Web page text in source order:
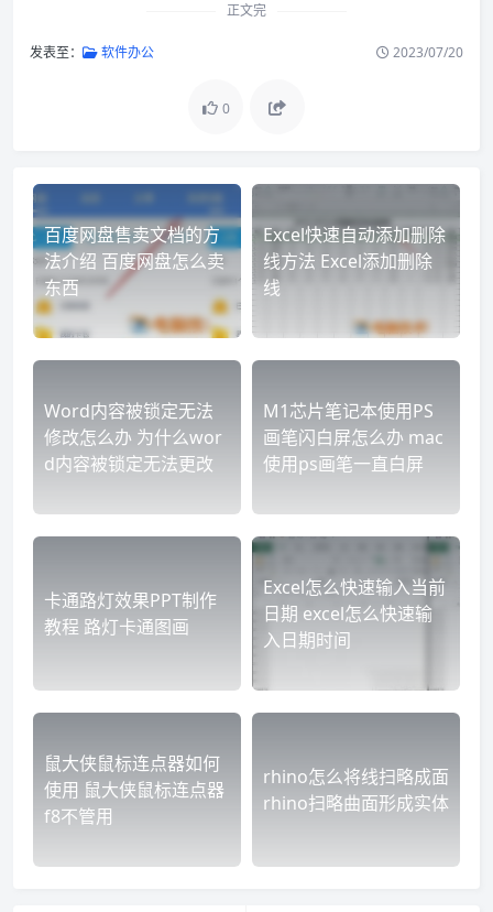
正文完
发表至： 软件办公 2023/07/20
0
百度网盘售卖文档的方
法介绍 百度网盘怎么卖
东西
Excel快速自动添加删除
线方法 Excel添加删除
线
Word内容被锁定无法
修改怎么办 为什么wor
d内容被锁定无法更改
M1芯片笔记本使用PS
画笔闪白屏怎么办 mac
使用ps画笔一直白屏
卡通路灯效果PPT制作
教程 路灯卡通图画
Excel怎么快速输入当前
日期 excel怎么快速输
入日期时间
鼠大侠鼠标连点器如何
使用 鼠大侠鼠标连点器
f8不管用
rhino怎么将线扫略成面
rhino扫略曲面形成实体